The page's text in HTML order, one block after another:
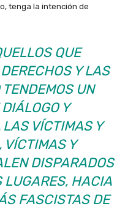
tenga la intención de
QUE
Y LAS
UN
Y
LAS VÍCTIMAS Y
VÍCTIMAS Y
DISPARADOS
LUGARES, HACIA
FASCISTAS DE